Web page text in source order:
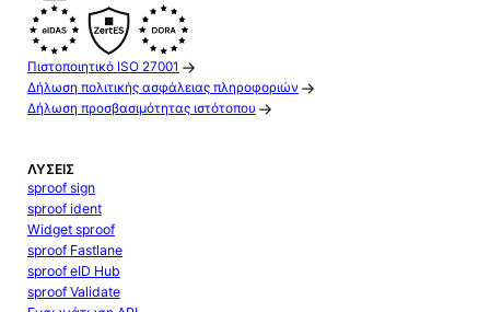
Πιστοποιητικό ISO 27001
Δήλωση πολιτικής ασφάλειας πληροφοριών
Δήλωση προσβασιμότητας ιστότοπου
ΛΎΣΕΙΣ
sproof sign
sproof ident
Widget sproof
sproof Fastlane
sproof eID Hub
sproof Validate